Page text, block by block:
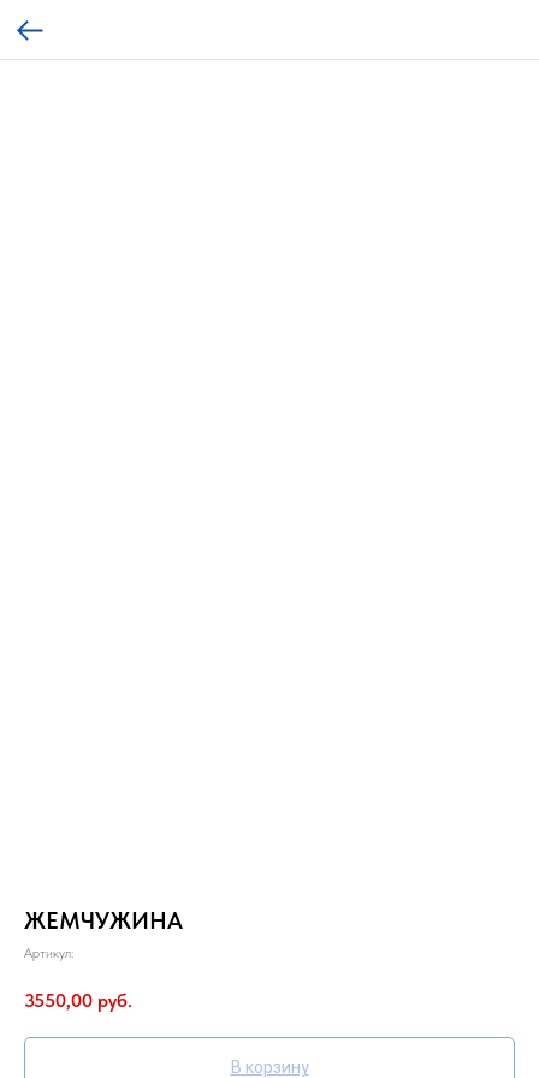
ЖЕМЧУЖИНА
Артикул:
3550,00 руб.
В корзину